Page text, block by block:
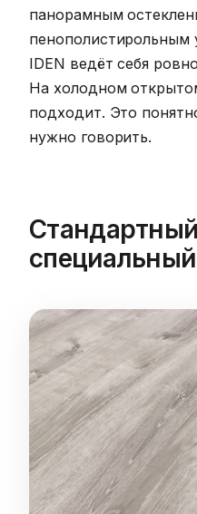
панорамным
пенополистирольным
IDEN ведёт себя
На холодном
подходит. Это
нужно говорить.